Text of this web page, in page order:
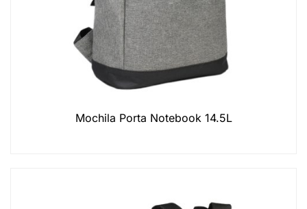
Mochila Porta Notebook 14.5L